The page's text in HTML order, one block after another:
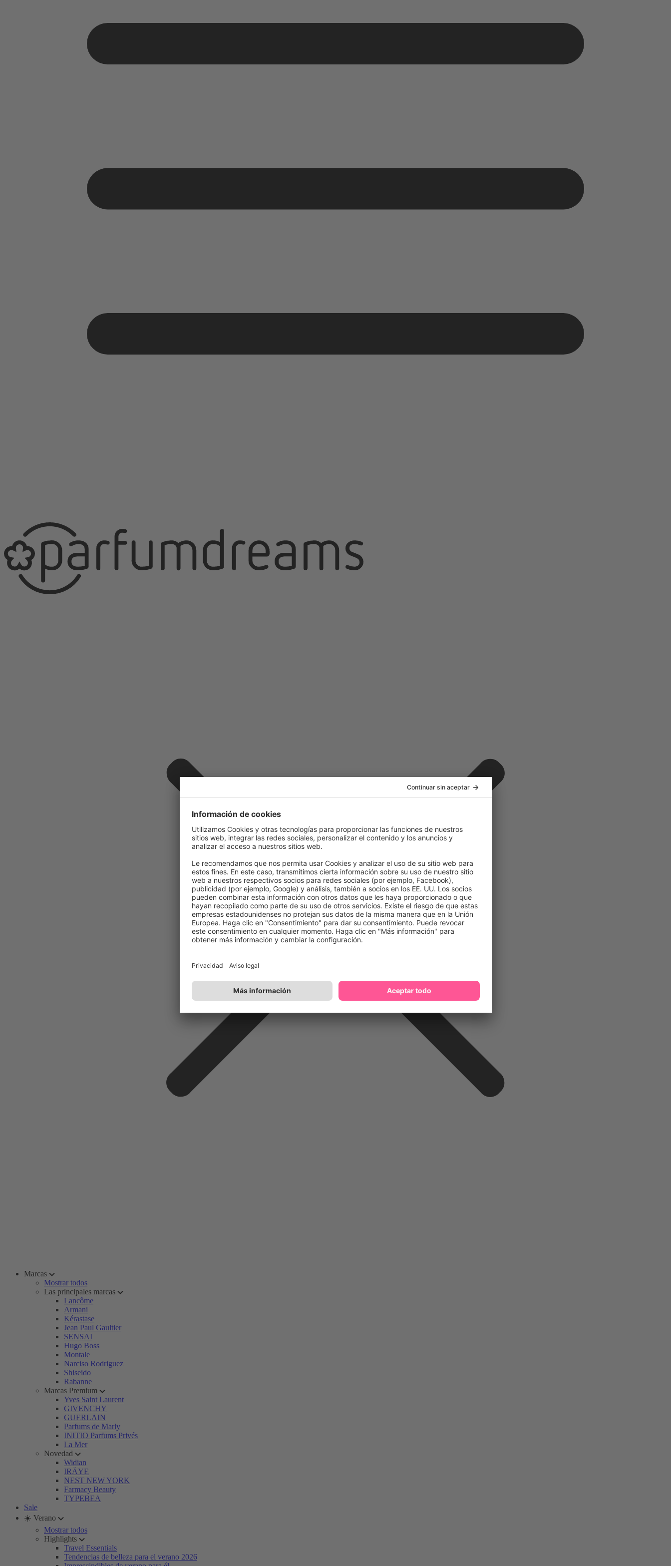
Marcas
Mostrar todos
Las principales marcas
Lancôme
Armani
Kérastase
Jean Paul Gaultier
SENSAI
Hugo Boss
Montale
Narciso Rodriguez
Shiseido
Rabanne
Marcas Premium
Yves Saint Laurent
GIVENCHY
GUERLAIN
Parfums de Marly
INITIO Parfums Privés
La Mer
Novedad
Widian
IRÄYE
NEST NEW YORK
Farmacy Beauty
TYPEBEA
Sale
☀️ Verano
Mostrar todos
Highlights
Travel Essentials
Tendencias de belleza para el verano 2026